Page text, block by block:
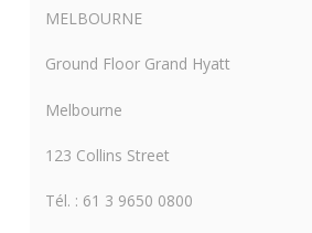
MELBOURNE
Ground Floor Grand Hyatt
Melbourne
123 Collins Street
Tél. : 61 3 9650 0800